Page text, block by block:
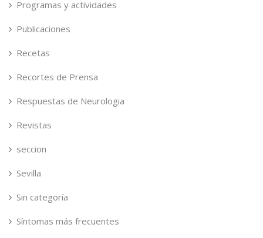
Programas y actividades
Publicaciones
Recetas
Recortes de Prensa
Respuestas de Neurologia
Revistas
seccion
Sevilla
Sin categoría
Síntomas más frecuentes